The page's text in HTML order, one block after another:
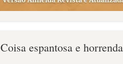
Coisa espantosa e